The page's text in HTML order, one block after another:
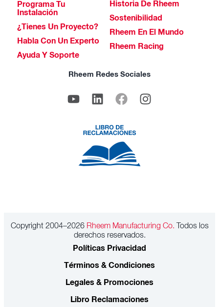
Programa Tu
Instalación
¿Tienes Un Proyecto?
Habla Con Un Experto
Ayuda Y Soporte
Historia De Rheem
Sostenibilidad
Rheem En El Mundo
Rheem Racing
Rheem Redes Sociales
Copyright 2004–2026Rheem Manufacturing Co. Todos los
derechos reservados.
Políticas Privacidad
Términos & Condiciones
Legales & Promociones
Libro Reclamaciones